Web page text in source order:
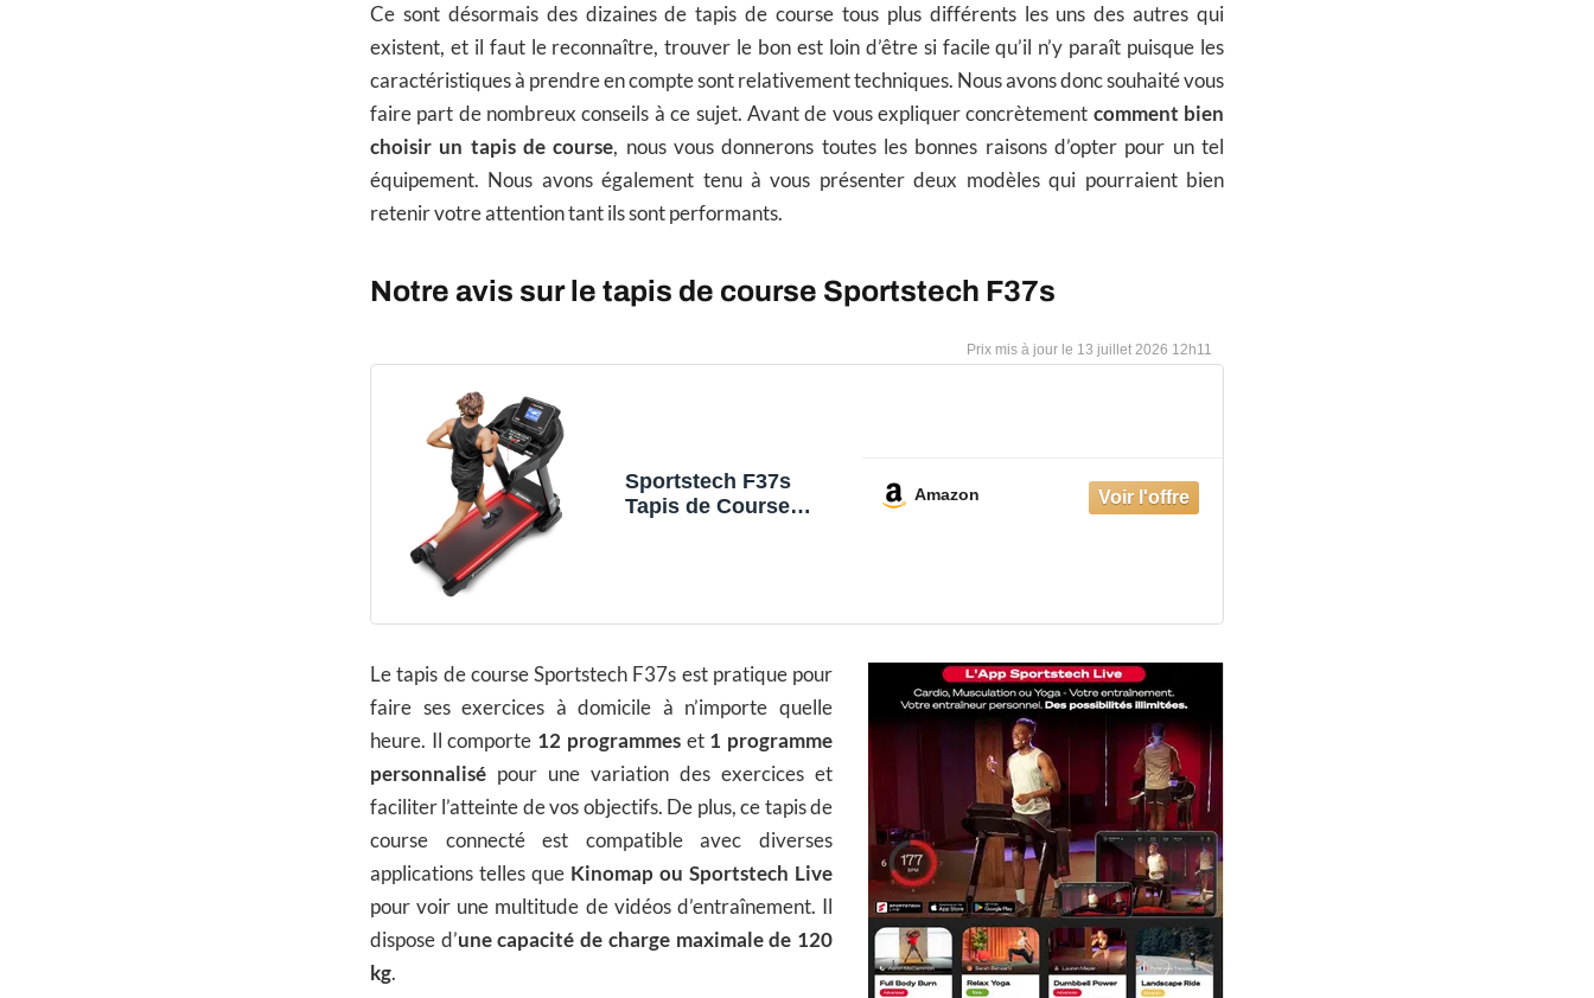
Ce sont désormais des dizaines de tapis de course tous plus différents les uns des autres qui
existent, et il faut le reconnaître, trouver le bon est loin d’être si facile qu’il n’y paraît puisque les
caractéristiques à prendre en compte sont relativement techniques. Nous avons donc souhaité vous
faire part de nombreux conseils à ce sujet. Avant de vous expliquer concrètement comment bien
choisir un tapis de course, nous vous donnerons toutes les bonnes raisons d’opter pour un tel
équipement. Nous avons également tenu à vous présenter deux modèles qui pourraient bien
retenir votre attention tant ils sont performants.
Notre avis sur le tapis de course Sportstech F37s
13 juillet 2026 12h11
Sportstech F37s
Tapis de Course
Bluetooth,
Surface de Course,
Pliable, Poids
d'utilisateur jusqu'à
150kg
Amazon
Le tapis de course Sportstech F37s est pratique pour
faire ses exercices à domicile à n’importe quelle
heure. Il comporte 12 programmeset1 programme
personnalisé pour une variation des exercices et
faciliter l’atteinte de vos objectifs. De plus, ce tapis de
course connecté est compatible avec diverses
applications telles que Kinomap ou Sportstech Live
pour voir une multitude de vidéos d’entraînement. Il
dispose d’une capacité de charge maximale de 120
kg.